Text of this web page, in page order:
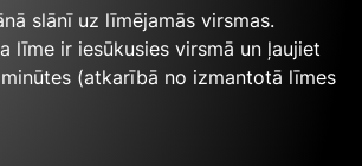
slānī uz līmējamās virsmas.
līme ir iesūkusies virsmā un ļaujiet
(atkarībā no izmantotā līmes